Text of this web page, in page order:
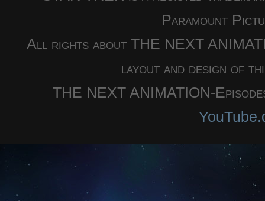
Paramount
All rights about THE NEXT
layout and design of
THE NEXT ANIMATION-